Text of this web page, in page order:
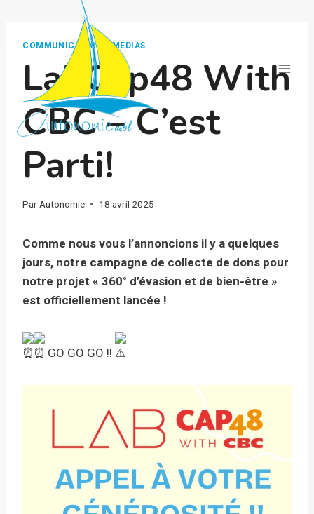
contenuCOMMUNICATION - MÉDIAS
LabCap48 With
CBC – C’est
Parti!
Par Autonomie 18 avril 2025
Comme nous vous l’annoncions il y a quelques
jours, notre campagne de collecte de dons pour
notre projet « 360° d’évasion et de bien-être »
est officiellement lancée !
GO GO GO !!